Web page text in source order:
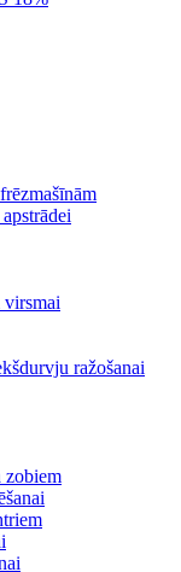
virsmai
ražošanai
zobiem